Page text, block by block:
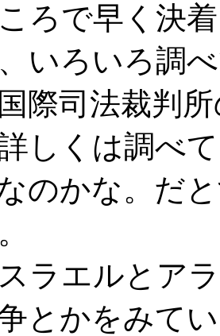
ろで早く決
いろいろ調
際司法裁判
しくは調べ
のかな。だ
ラエルとア
とかをみて